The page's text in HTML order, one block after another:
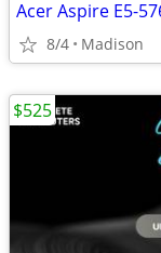
8/4 Madison
$525